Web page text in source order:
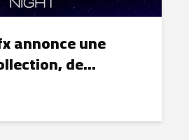
annonce une
de...